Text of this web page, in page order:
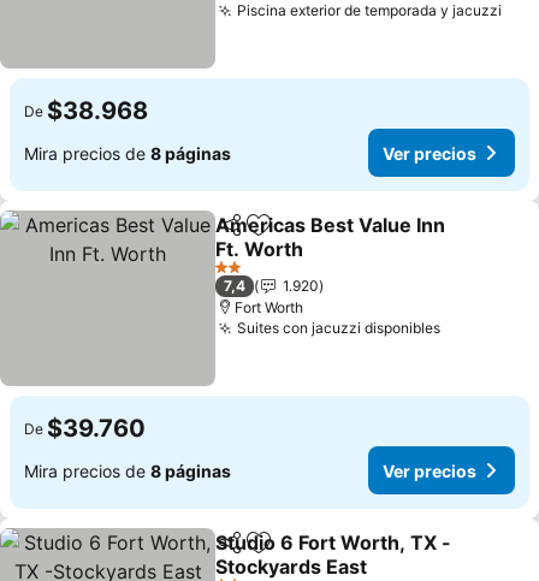
Piscina exterior de temporada y jacuzzi
De $38.968
Mira precios de 8 páginas Ver precios
CompartirAgregar a favoritos
Americas Best Value Inn
Ft. Worth
Ver precios
2 Estrellas
7,4
1.920
Fort Worth
Suites con jacuzzi disponiblesVer
De $39.760
Mira precios de 8 páginas Ver precios
CompartirAgregar a favoritos
Studio 6 Fort Worth, TX -
Stockyards East